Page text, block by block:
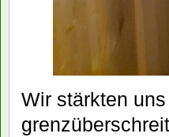
Wir stärkten